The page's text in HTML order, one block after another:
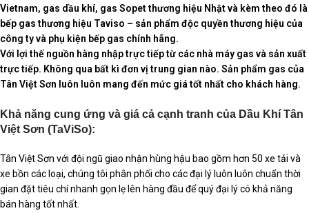
Vietnam, gas dầu khí, gas Sopet thương hiệu Nhật và kèm theo đó là
bếp gas thương hiệu Taviso – sản phẩm độc quyền thương hiệu của
công ty và phụ kiện bếp gas chính hãng.
Với lợi thế nguồn hàng nhập trực tiếp từ các nhà máy gas và sản xuất
trực tiếp. Không qua bất kì đơn vị trung gian nào. Sản phẩm gas của
Tân Việt Sơn luôn luôn mang đến mức giá tốt nhất cho khách hàng.
Khả năng cung ứng và giá cả cạnh tranh của Dầu Khí Tân
Việt Sơn (TaViSo):
Tân Việt Sơn với đội ngũ giao nhận hùng hậu bao gồm hơn 50 xe tải và
xe bồn các loại, chúng tôi phân phối cho các đại lý luôn luôn chuẩn thời
gian đặt tiêu chí nhanh gọn lẹ lên hàng đầu để quý đại lý có khả năng
bán hàng tốt nhất.